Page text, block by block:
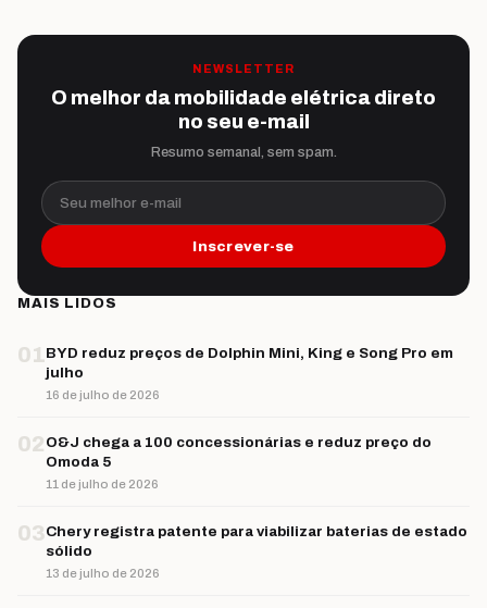
NEWSLETTER
O melhor da mobilidade elétrica direto
no seu e-mail
Resumo semanal, sem spam.
Seu melhor e-mail
Inscrever-se
MAIS LIDOS
01BYD reduz preços de Dolphin Mini, King e Song Pro em
julho
16 de julho de 2026
02 O&J chega a 100 concessionárias e reduz preço do
Omoda 5
11 de julho de 2026
03Chery registra patente para viabilizar baterias de estado
sólido
13 de julho de 2026